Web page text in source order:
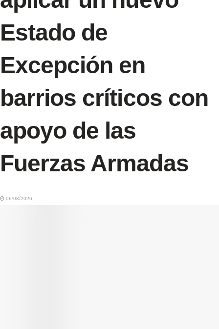
Estado de
Excepción en
barrios críticos con
apoyo de las
Fuerzas Armadas
06/08/2026